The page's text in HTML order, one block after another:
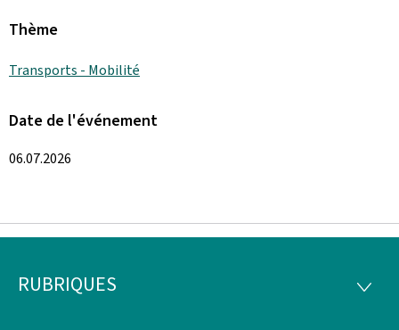
Thème
Transports - Mobilité
Date de l'événement
06.07.2026
Pied
RUBRIQUES